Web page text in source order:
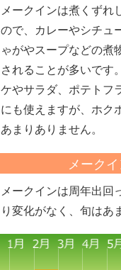
メークインは煮くずれ
ので、カレーやシチュ
ゃがやスープなどの煮
されることが多いです
ケやサラダ、ポテトフ
にも使えますが、ホク
あまりありません。
メーク
メークインは周年出回
り変化がなく、旬はあ